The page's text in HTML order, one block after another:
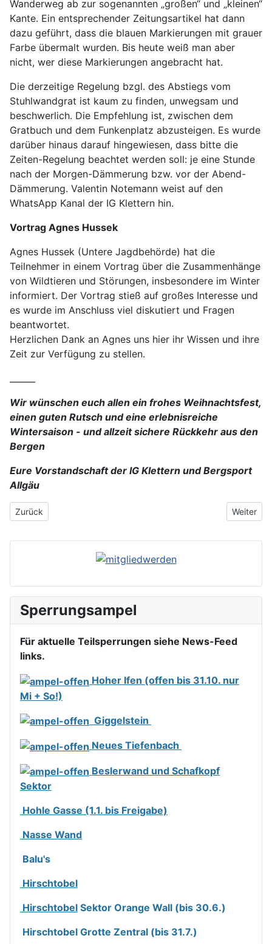
Wanderweg ab zur sogenannten „großen“ und „kleinen“
Kante. Ein entsprechender Zeitungsartikel hat dann
dazu geführt, dass die blauen Markierungen mit grauer
Farbe übermalt wurden. Bis heute weiß man aber
nicht, wer diese Markierungen angebracht hat.
Die derzeitige Regelung bzgl. des Abstiegs vom
Stuhlwandgrat ist kaum zu finden, unwegsam und
beschwerlich. Die Empfehlung ist, zwischen dem
Gratbuch und dem Funkenplatz abzusteigen. Es wurde
darüber hinaus darauf hingewiesen, dass bitte die
Zeiten-Regelung beachtet werden soll: je eine Stunde
nach der Morgen-Dämmerung bzw. vor der Abend-
Dämmerung. Valentin Notemann weist auf den
WhatsApp Kanal der IG Klettern hin.
Vortrag Agnes Hussek
Agnes Hussek (Untere Jagdbehörde) hat die
Teilnehmer in einem Vortrag über die Zusammenhänge
von Wildtieren und Störungen, insbesondere im Winter
informiert. Der Vortrag stieß auf großes Interesse und
es wurde im Anschluss viel diskutiert und Fragen
beantwortet.
Herzlichen Dank an Agnes uns hier ihr Wissen und ihre
Zeit zur Verfügung zu stellen.
Wir wünschen euch allen ein frohes Weihnachtsfest,
einen guten Rutsch und eine erlebnisreiche
Wintersaison - und allzeit sichere Rückkehr aus den
Bergen
Eure Vorstandschaft der IG Klettern und Bergsport
Allgäu
Vorheriger Beitrag: Aktuelle Infos zu Felssperrungen (Update
Zurück Nächster
Weiter
Sperrungsampel
Für aktuelle Teilsperrungen siehe News-Feed
links.
Hoher Ifen (offen bis 31.10. nur
Mi + So!)
Giggelstein
Neues Tiefenbach
Beslerwand und Schafkopf
Sektor
Hohle Gasse (1.1. bis Freigabe)
Nasse Wand
Balu's
Hirschtobel
Hirschtobel Sektor Orange Wall (bis 30.6.)
Hirschtobel Grotte Zentral (bis 31.7.)